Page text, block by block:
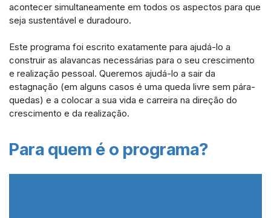
acontecer simultaneamente em todos os aspectos para que
seja sustentável e duradouro.
Este programa foi escrito exatamente para ajudá-lo a
construir as alavancas necessárias para o seu crescimento
e realização pessoal. Queremos ajudá-lo a sair da
estagnação (em alguns casos é uma queda livre sem pára-
quedas) e a colocar a sua vida e carreira na direção do
crescimento e da realização.
Para quem é o programa?